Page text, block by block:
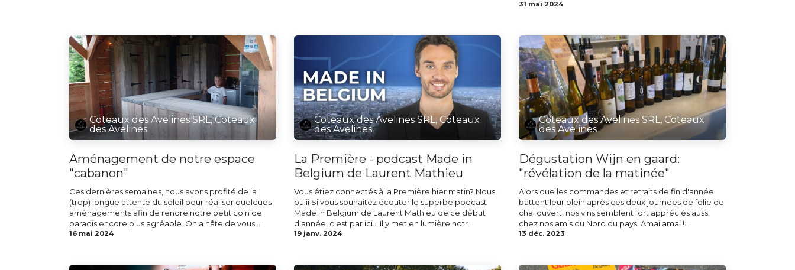
31 mai 2024
Coteaux des Avelines SRL, Coteaux
des Avelines
Aménagement de notre espace
"cabanon"
Ces dernières semaines, nous avons profité de la
(trop) longue attente du soleil pour réaliser quelques
aménagements afin de rendre notre petit coin de
paradis encore plus agréable. On a hâte de vous ...
16 mai 2024
Coteaux des Avelines SRL, Coteaux
des Avelines
La Première - podcast Made in
Belgium de Laurent Mathieu
Vous étiez connectés à la Première hier matin? Nous
ouiii Si vous souhaitez écouter le superbe podcast
Made in Belgium de Laurent Mathieu de ce début
d'année, c'est par ici... Il y met en lumière notr...
19 janv. 2024
Coteaux des Avelines SRL, Coteaux
des Avelines
Dégustation Wijn en gaard:
"révélation de la matinée"
Alors que les commandes et retraits de fin d'année
battent leur plein après ces deux journées de folie de
chai ouvert, nos vins semblent fort appréciés aussi
chez nos amis du Nord du pays! Amai amai !...
13 déc. 2023